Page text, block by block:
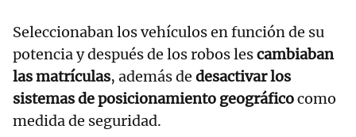
Seleccionaban los vehículos en función de su
potencia y después de los robos lescambiaban
las matrículas, además de desactivar los
sistemas de posicionamiento geográficocomo
medida de seguridad.